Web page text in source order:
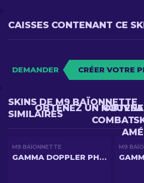
CAISSES CONTENANT CE
DEMANDER CRÉER VOTRE
OBTENEZ UN
COMBAT
SKINS DE M9 BAÏONNETTE
SIMILAIRES
M9 BAÏONNETTE
GAMMA DOPPLER PHASE 3
M9